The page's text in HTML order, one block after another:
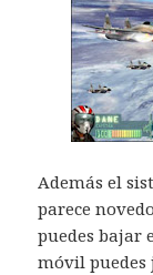
Además el
parece
puedes bajar
móvil puedes